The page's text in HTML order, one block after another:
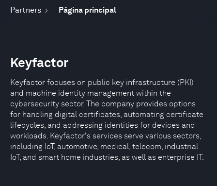
Partners Página principal
Keyfactor
Keyfactor focuses on public key infrastructure (PKI)
and machine identity management within the
cybersecurity sector. The company provides options
for handling digital certificates, automating certificate
lifecycles, and addressing identities for devices and
workloads. Keyfactor's services serve various sectors,
including IoT, automotive, medical, telecom, industrial
IoT, and smart home industries, as well as enterprise IT.